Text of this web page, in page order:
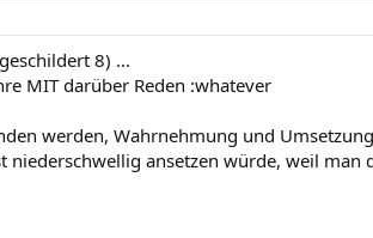
8) ...
MIT darüber Reden :whatever
werden, Wahrnehmung und
ansetzen würde, weil man